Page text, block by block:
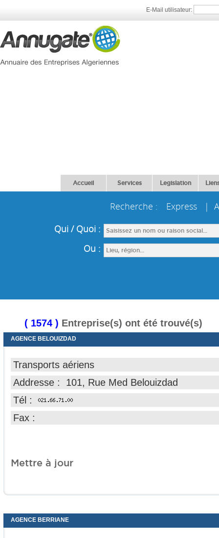
E-Mail utilisateur:
Accueil Services Legislation
( 1574 ) Entreprise(s) ont été trouvé(s)
AGENCE BELOUIZDAD
Transports aériens
Addresse : 101, Rue Med Belouizdad
Tél :
Fax :
Mettre à jour
AGENCE BERRIANE